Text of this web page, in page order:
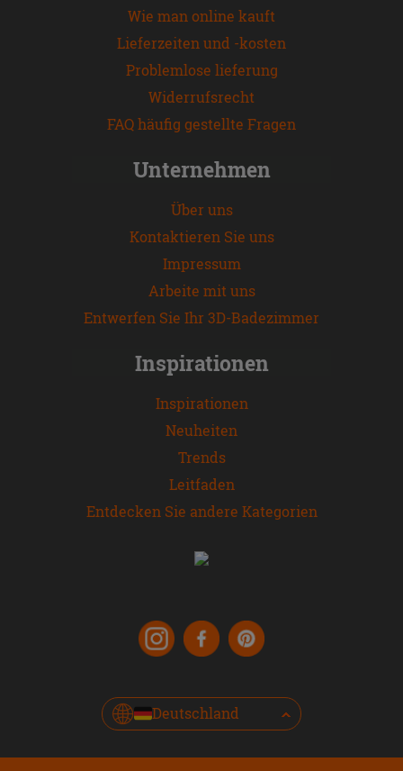
Wie man online kauft
Lieferzeiten und -kosten
Problemlose lieferung
Widerrufsrecht
FAQ häufig gestellte Fragen
Unternehmen
Über uns
Kontaktieren Sie uns
Impressum
Arbeite mit uns
Entwerfen Sie Ihr 3D-Badezimmer
Inspirationen
Inspirationen
Neuheiten
Trends
Leitfaden
Entdecken Sie andere Kategorien
Deutschland